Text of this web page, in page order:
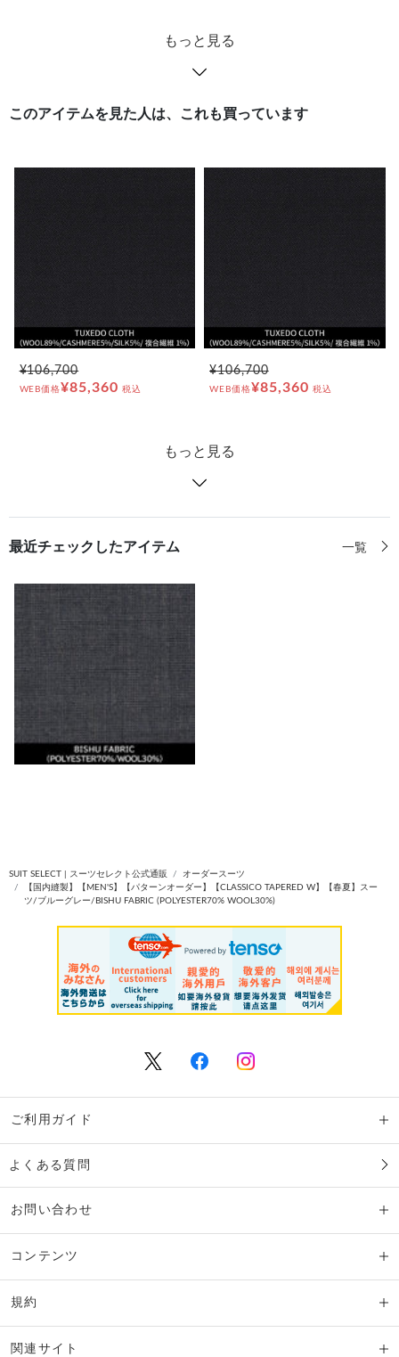
もっと見る
このアイテムを見た人は、これも買っています
¥106,700
WEB価格¥85,360 税込
¥106,700
WEB価格¥85,360 税込
もっと見る
最近チェックしたアイテム 一覧
SUIT SELECT | スーツセレクト公式通販
オーダースーツ
【国内縫製】【MEN'S】【パターンオーダー】【CLASSICO TAPERED W】【春夏】スー
ツ/ブルーグレー/BISHU FABRIC (POLYESTER70% WOOL30%)
ご利用ガイド
よくある質問
お問い合わせ
コンテンツ
規約
関連サイト